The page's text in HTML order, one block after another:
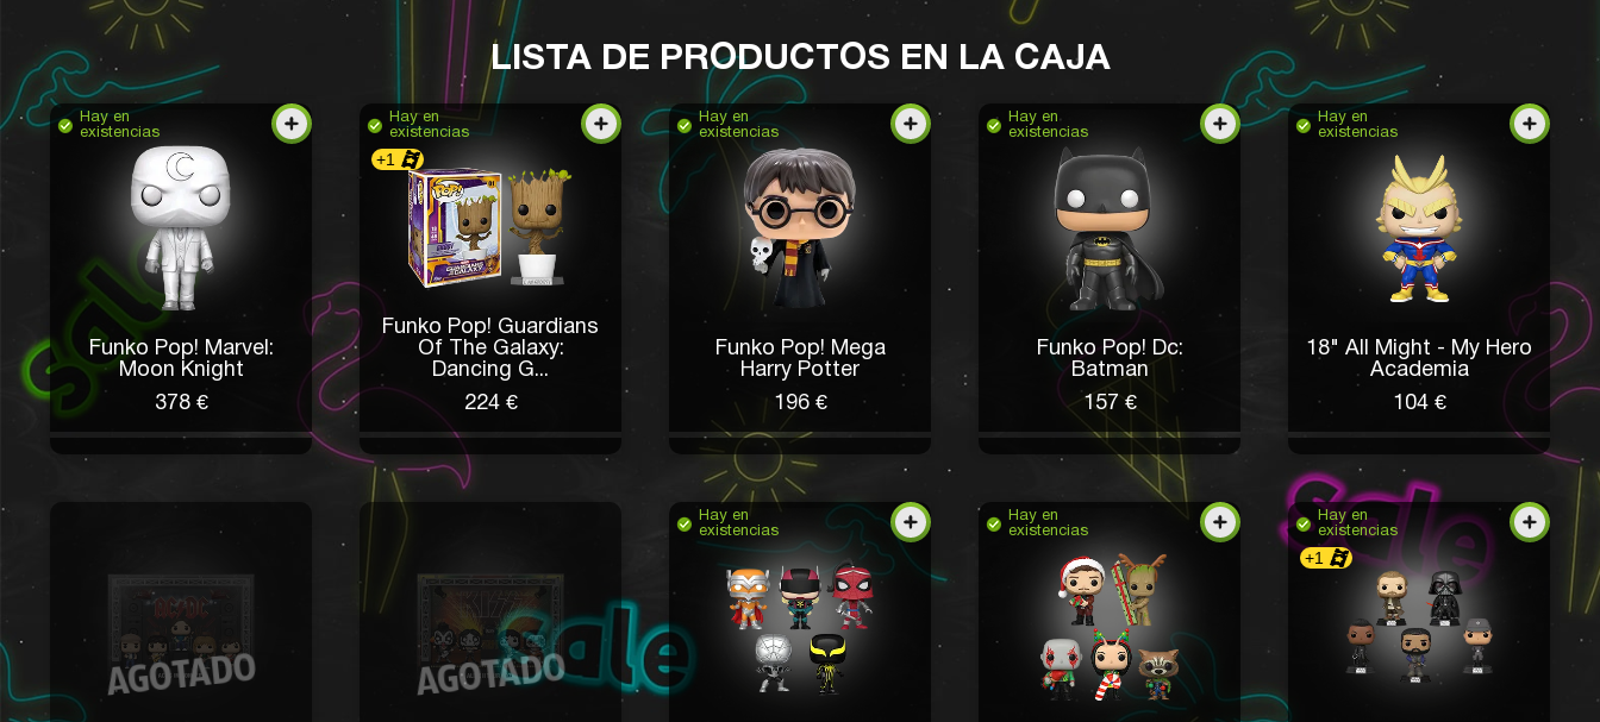
LISTA DE PRODUCTOS EN LA CAJA
Hay en
existencias
Funko Pop! Marvel:
Moon Knight
378 €
Hay en
existencias
+1
Funko Pop! Guardians
Of The Galaxy:
Dancing G...
224 €
Hay en
existencias
Funko Pop! Mega
Harry Potter
196 €
Hay en
existencias
Funko Pop! Dc:
Batman
157 €
Hay en
existencias
18" All Might - My Hero
Academia
104 €
Hay en
existencias
Hay en
existencias
Hay en
existencias
+1